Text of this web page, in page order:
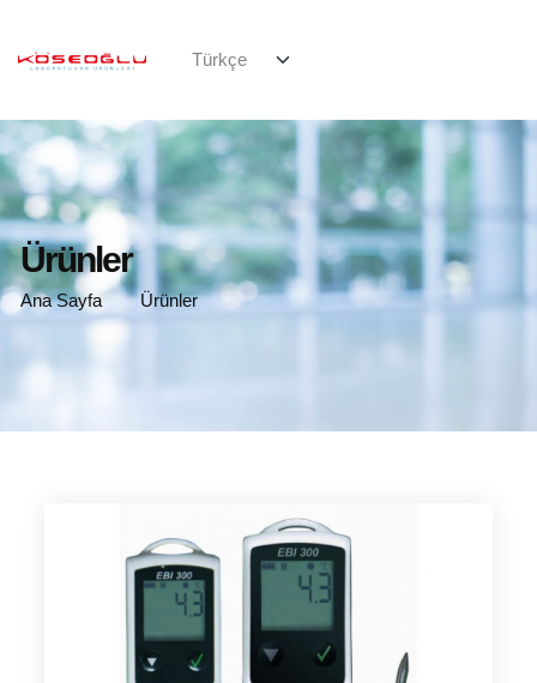
Ürünler
Ana Sayfa Ürünler